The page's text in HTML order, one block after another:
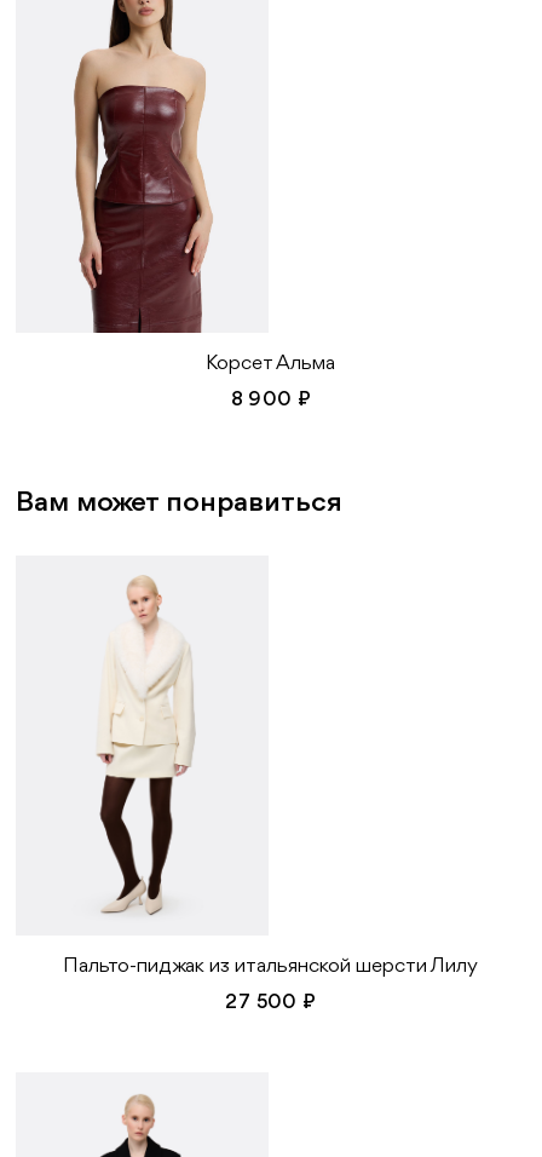
Корсет Альма
8 900 ₽
Вам может понравиться
Пальто-пиджак из итальянской шерсти Лилу
27 500 ₽